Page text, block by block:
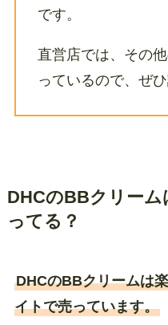
です。
直営店では、その
っているので、ぜ
DHCのBBクリー
ってる？
DHCのBBクリームは
イトで売っています。